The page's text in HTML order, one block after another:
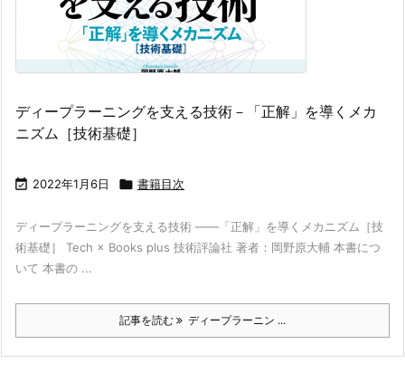
ディープラーニングを支える技術－「正解」を導くメカ
ニズム［技術基礎］
 2022年1月6日  書籍目次
ディープラーニングを支える技術 ——「正解」を導くメカニズム［技
術基礎］ Tech × Books plus 技術評論社 著者：岡野原大輔 本書につ
いて 本書の ...
記事を読む ディープラーニン ...